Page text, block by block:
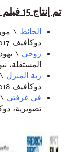
تم إنتاج15
الحائط \
دوكأفيف 2017)
روحي \
المستقلة، نيو
ربة المنزل
دوكأفيف 2018)
في غرفتي
تصويرية،